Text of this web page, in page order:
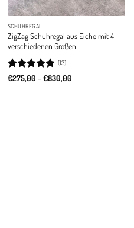
SCHUHREGAL
ZigZag Schuhregal aus Eiche mit 4
verschiedenen Größen
Rated4.85
(13)
€275,00 –€830,00Price